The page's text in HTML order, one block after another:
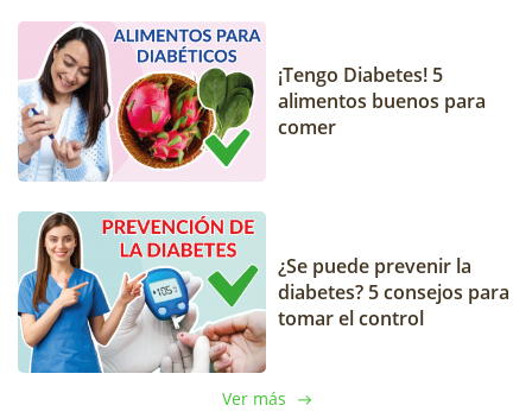
¡Tengo Diabetes! 5
alimentos buenos para
comer
¿Se puede prevenir la
diabetes? 5 consejos para
tomar el control
Ver más